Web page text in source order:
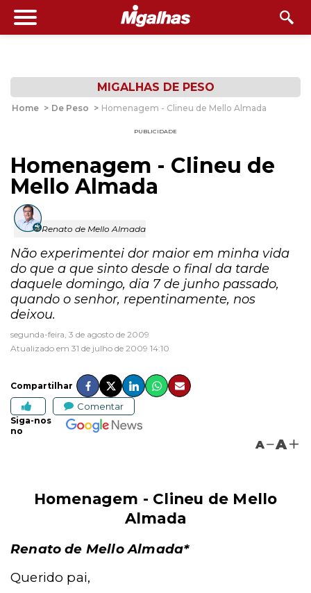
MIGALHAS DE PESO
Home > De Peso > Homenagem - Clineu de Mello Almada
PUBLICIDADE
Homenagem - Clineu de
Mello Almada
Renato de Mello Almada
Não experimentei dor maior em minha vida
do que a que sinto desde o final da tarde
daquele domingo, dia 7 de junho passado,
quando o senhor, repentinamente, nos
deixou.
segunda-feira, 3 de agosto de 2009
Atualizado em 31 de julho de 2009 14:10
Compartilhar
Comentar
Siga-nos
no
A A
Homenagem - Clineu de Mello
Almada
Renato de Mello Almada*
Querido pai,